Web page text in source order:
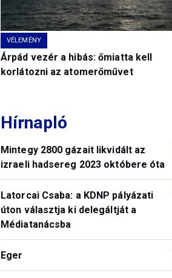
VÉLEMÉNY
Árpád vezér a hibás: őmiatta kell
korlátozni az atomerőművet
Hírnapló
Mintegy 2800 gázait likvidált az
izraeli hadsereg 2023 októbere óta
Latorcai Csaba: a KDNP pályázati
úton választja ki delegáltját a
Médiatanácsba
Eger